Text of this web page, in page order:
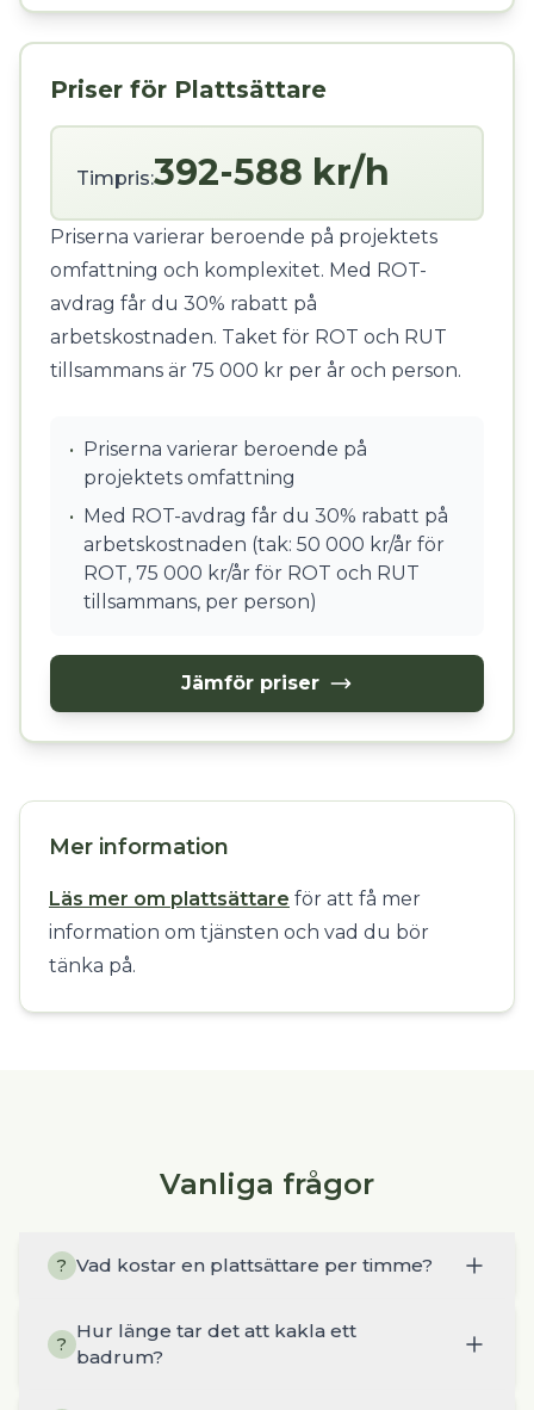
Priser för Plattsättare
Timpris:392-588 kr/h
Priserna varierar beroende på projektets
omfattning och komplexitet. Med ROT-
avdrag får du 30% rabatt på
arbetskostnaden. Taket för ROT och RUT
tillsammans är 75 000 kr per år och person.
• Priserna varierar beroende på
projektets omfattning
• Med ROT-avdrag får du 30% rabatt på
arbetskostnaden (tak: 50 000 kr/år för
ROT, 75 000 kr/år för ROT och RUT
tillsammans, per person)
Jämför priser
Mer information
Läs mer om plattsättare för att få mer
information om tjänsten och vad du bör
tänka på.
Vanliga frågor
? Vad kostar en plattsättare per timme?
?
Hur länge tar det att kakla ett
badrum?